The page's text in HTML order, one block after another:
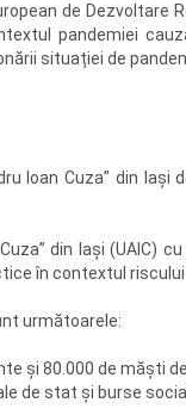
de Dezvoltare
pandemiei
situației de
Ioan Cuza” din Iași
din Iași (UAIC)
în contextul riscului
următoarele:
și 80.000 de măști
de stat și burse